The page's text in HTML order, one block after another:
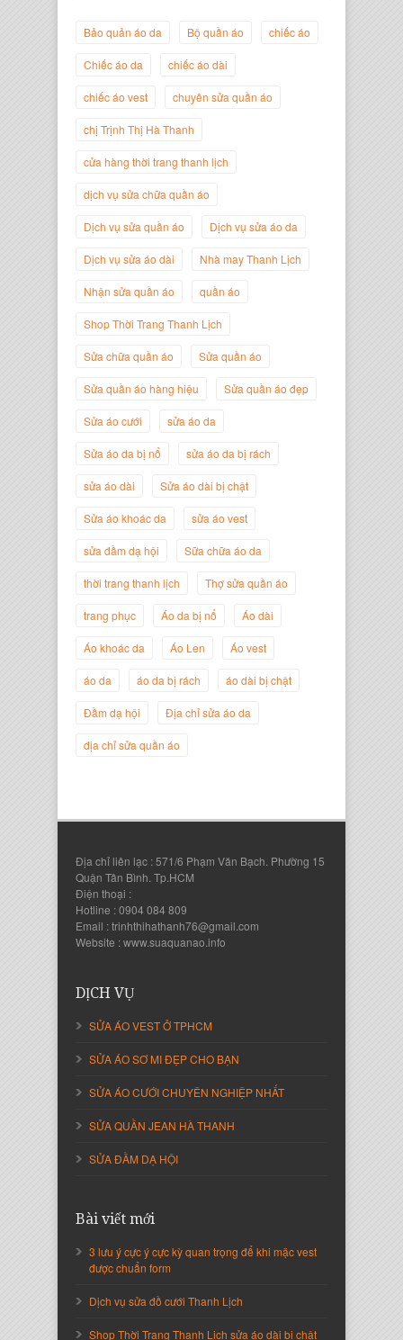
Giám Đốc Thương Hiệu Giày Thời
Nguyễn Minh Đức
Giám Đốc Công ty Cây Xanh Gia
Nguyễn
Nguyễn Đắc Định
Nguyễn Thanh Sang
Giám Đốc Công ty An Vạn Thành
Bảo quản áo da Bộ quần áo chiếc áo
Chiếc áo da chiếc áo dài
chiếc áo vest chuyên sửa quần áo
chị Trịnh Thị Hà Thanh
cửa hàng thời trang thanh lịch
dịch vụ sửa chữa quần áo
Dịch vụ sửa quần áo Dịch vụ sửa áo da
Dịch vụ sửa áo dài Nhà may Thanh Lịch
Nhận sửa quần áo quần áo
Shop Thời Trang Thanh Lịch
Sửa chữa quần áo Sửa quần áo
Sửa quần áo hàng hiệu Sửa quần áo đẹp
Sửa áo cưới sửa áo da
Sửa áo da bị nổ sửa áo da bị rách
sửa áo dài Sửa áo dài bị chật
Sửa áo khoác da sửa áo vest
sửa đầm dạ hội Sữa chữa áo da
thời trang thanh lịch Thợ sửa quần áo
trang phục Áo da bị nổ Áo dài
Áo khoác da Áo Len Áo vest
áo da áo da bị rách áo dài bị chật
Đầm dạ hội Địa chỉ sửa áo da
địa chỉ sửa quần áo
Địa chỉ liên lạc : 571/6 Phạm Văn Bạch. Phường 15
Quận Tân Bình. Tp.HCM
Điện thoại :
Hotline : 0904 084 809
Email : trinhthihathanh76@gmail.com
Website : www.suaquanao.info
DỊCH VỤ
SỬA ÁO VEST Ở TPHCM
SỬA ÁO SƠ MI ĐẸP CHO BẠN
SỬA ÁO CƯỚI CHUYÊN NGHIỆP NHẤT
SỬA QUẦN JEAN HÀ THANH
SỬA ĐẦM DẠ HỘI
Bài viết mới
3 lưu ý cực ý cực kỳ quan trọng để khi mặc vest
được chuẩn form
Dịch vụ sửa đồ cưới Thanh Lịch
Shop Thời Trang Thanh Lịch sửa áo dài bị chật